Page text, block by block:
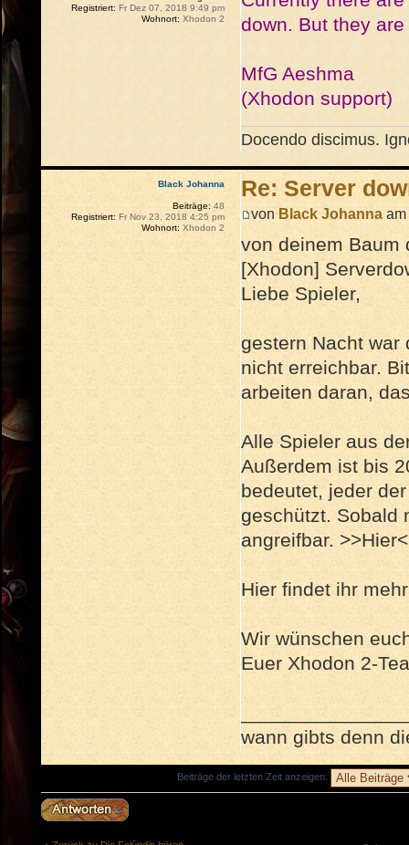
down. But they
MfG Aeshma
(Xhodon support)
Docendo discimus.
Registriert: Fr Dez 07, 2018 9:49 pm
Wohnort: Xhodon 2
Re: Server
von Black Johannaam
von deinem Baum
[Xhodon]
Liebe Spieler,
gestern Nacht war
nicht erreichbar.
arbeiten daran,
Alle Spieler aus
Außerdem ist bis
bedeutet, jeder
geschützt. Sobald
angreifbar.
Hier findet ihr
Wir wünschen
Euer Xhodon 2-
wann gibts denn
Black Johanna
Beiträge: 48
Registriert: Fr Nov 23, 2018 4:25 pm
Wohnort: Xhodon 2
Beiträge der letzten Zeit anzeigen:
Antwort erstellen